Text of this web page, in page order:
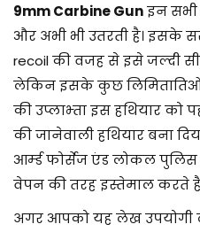
9mm Carbine Gunइन सभी
और अभी भी उतरती है।
recoil की वजह से इसे जल्दी
लेकिन इसके कुछ लिमितातिओं
की उप्लाभ्ता इस हथियार
की जानेवाली हथियार बना
आर्म्ड फोर्सेज एंड लोकल
वेपन की तरह इस्तेमाल करते
अगर आपको यह लेख उपयोगी